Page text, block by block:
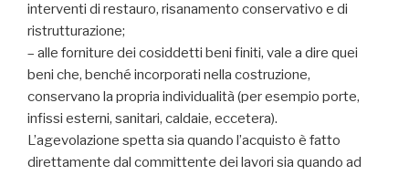
interventi di restauro, risanamento conservativo e di
ristrutturazione;
– alle forniture dei cosiddetti beni finiti, vale a dire quei
beni che, benché incorporati nella costruzione,
conservano la propria individualità (per esempio porte,
infissi esterni, sanitari, caldaie, eccetera).
L’agevolazione spetta sia quando l’acquisto è fatto
direttamente dal committente dei lavori sia quando ad